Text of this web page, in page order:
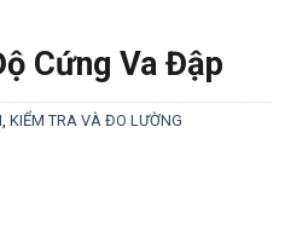
Cứng Va Đập
, KIỂM TRA VÀ ĐO LƯỜNG